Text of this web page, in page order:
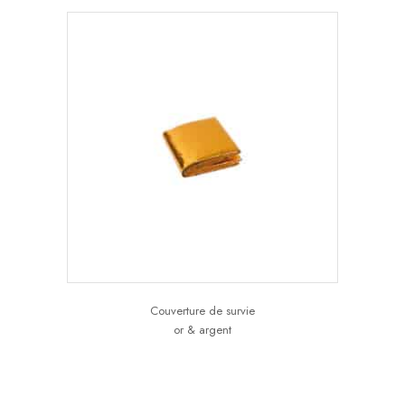
Couverture de survie
or & argent